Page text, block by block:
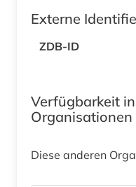
Externe
ZDB-ID
Verfügbarkeit
Organisationen
Diese anderen